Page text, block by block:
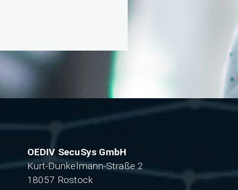
OEDIV SecuSys GmbH
Kurt-Dunkelmann-Straße 2
18057 Rostock